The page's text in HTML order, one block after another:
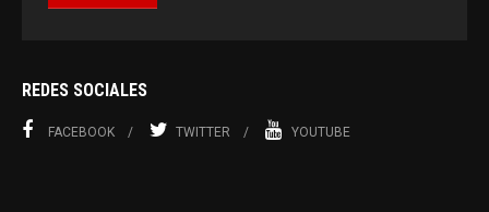
REDES SOCIALES
FACEBOOK TWITTER YOUTUBE